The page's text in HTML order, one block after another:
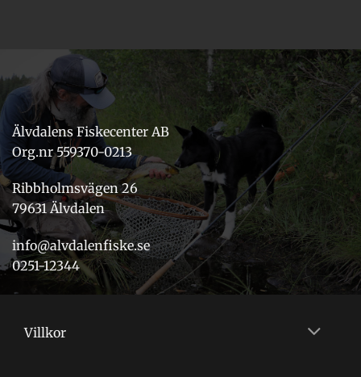
Älvdalens Fiskecenter AB
Org.nr 559370-0213
Ribbholmsvägen 26
79631 Älvdalen
info@alvdalenfiske.se
0251-12344
Villkor